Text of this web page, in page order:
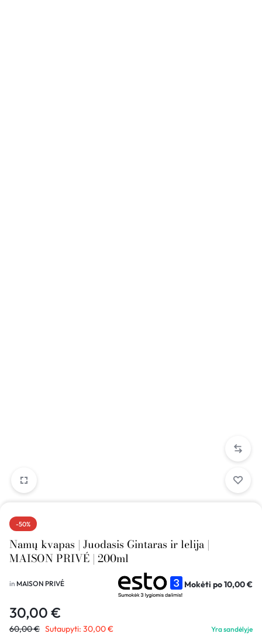
-50%
Namų kvapas | Juodasis Gintaras ir lelija |
MAISON PRIVÉ | 200ml
in MAISON PRIVÉ Mokėti po10,00€
30,00 €
60,00€ Sutaupyti: 30,00€ Yra sandėlyje